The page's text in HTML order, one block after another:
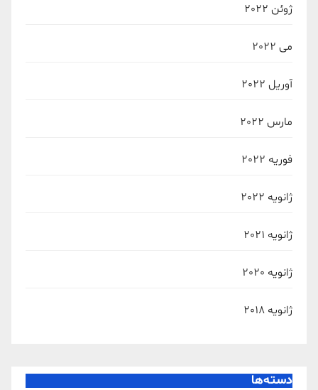
ژوئن 2022
می 2022
آوریل 2022
مارس 2022
فوریه 2022
ژانویه 2022
ژانویه 2021
ژانویه 2020
ژانویه 2018
دسته‌ها